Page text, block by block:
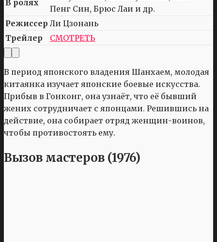
В ролях
Пенг Син, Брюс Лаи и др.
Режиссер Ли Цзонань
Трейлер
СМОТРЕТЬ
В период японского владения Шанхаем, молодая
китаянка изучает японские боевые искусства.
Прибыв в Гонконг, она узнаёт, что её бывший
жених сотрудничает с японцами. Решившись на
действие, она собирает отряд женщин-воинов,
чтобы противостоять ему.
Вызов мастеров (1976)